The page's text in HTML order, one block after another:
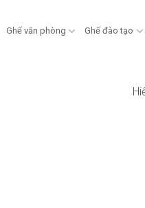
Ghế văn phòng Ghế đào tạo